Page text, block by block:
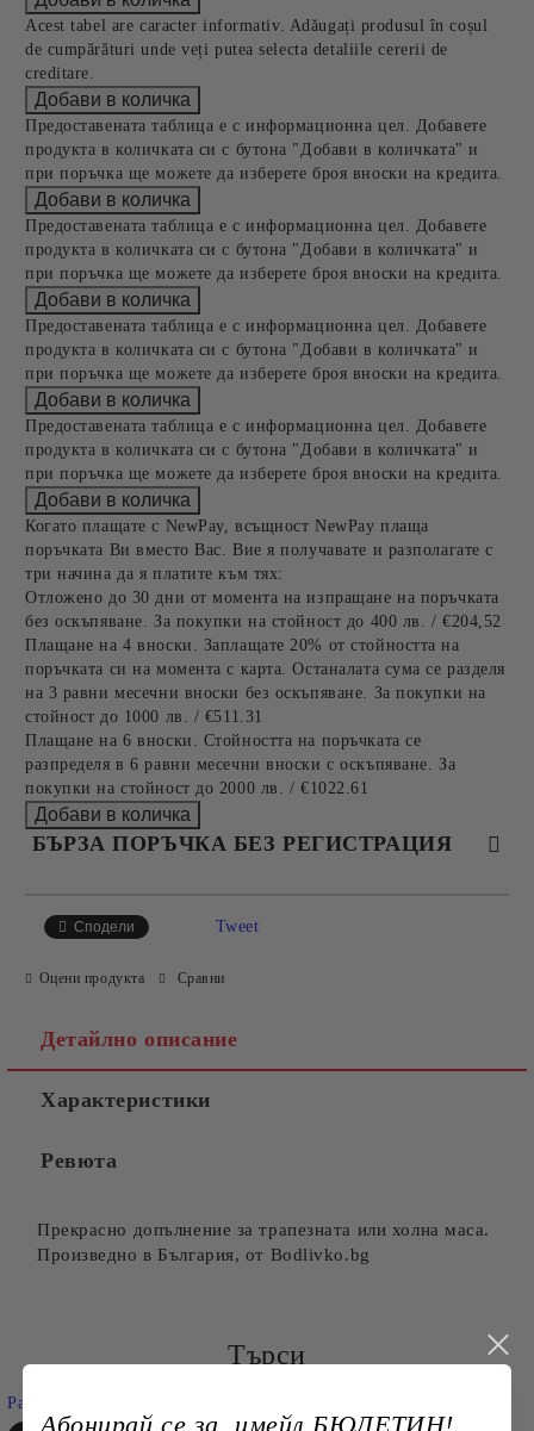
Acest tabel are caracter informativ. Adăugați produsul în coșul
de cumpărături unde veți putea selecta detaliile cererii de
creditare.
Предоставената таблица е с информационна цел. Добавете
продукта в количката си с бутона "Добави в количката" и
при поръчка ще можете да изберете броя вноски на кредита.
Предоставената таблица е с информационна цел. Добавете
продукта в количката си с бутона "Добави в количката" и
при поръчка ще можете да изберете броя вноски на кредита.
Предоставената таблица е с информационна цел. Добавете
продукта в количката си с бутона "Добави в количката" и
при поръчка ще можете да изберете броя вноски на кредита.
Предоставената таблица е с информационна цел. Добавете
продукта в количката си с бутона "Добави в количката" и
при поръчка ще можете да изберете броя вноски на кредита.
Когато плащате с NewPay, всъщност NewPay плаща
поръчката Ви вместо Вас. Вие я получавате и разполагате с
три начина да я платите към тях:
Отложено до 30 дни от момента на изпращане на поръчката
без оскъпяване. За покупки на стойност до 400 лв. / €204,52
Плащане на 4 вноски. Заплащате 20% от стойността на
поръчката си на момента с карта. Останалата сума се разделя
на 3 равни месечни вноски без оскъпяване. За покупки на
стойност до 1000 лв. / €511.31
Плащане на 6 вноски. Стойността на поръчката се
разпределя в 6 равни месечни вноски с оскъпяване. За
покупки на стойност до 2000 лв. / €1022.61
БЪРЗА ПОРЪЧКА БЕЗ РЕГИСТРАЦИЯ
Ние ще се свържем с вас в рамките на работния ден.
Сподели Tweet
Оцени продукта Сравни
Детайлно описание
Характеристики
Ревюта
Прекрасно допълнение за трапезната или холна маса.
Произведно в България, от Bodlivko.bg
Търси
Разширено търсене
Абонирай се за имейл БЮЛЕТИН!